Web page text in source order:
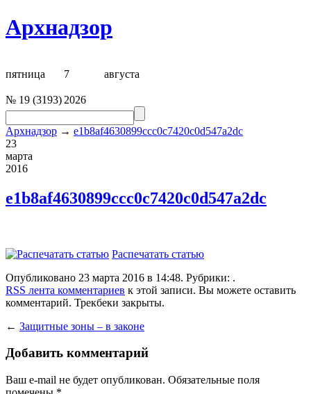
Архнадзор
пятница 7 августа
№ 19 (3193) 2026
Архнадзор → e1b8af4630899ccc0c7420c0d547a2dc
23
марта
2016
e1b8af4630899ccc0c7420c0d547a2dc
Распечатать статью
Опубликовано 23 марта 2016 в 14:48. Рубрики: .
RSS лента комментариев к этой записи. Вы можете оставить
комментарий. Трекбеки закрыты.
← Защитные зоны – в законе
Добавить комментарий
Ваш e-mail не будет опубликован. Обязательные поля